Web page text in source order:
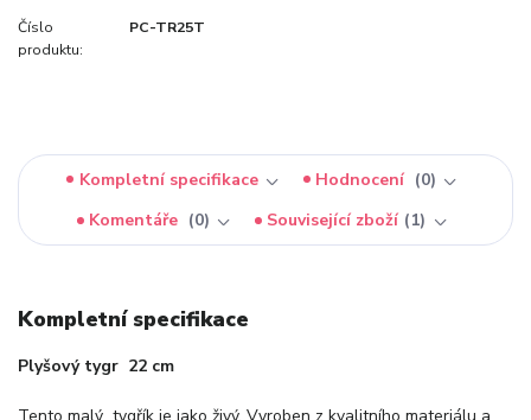
Číslo
produktu:
PC-TR25T
Kompletní specifikace Hodnocení
0
Komentáře
0 Související zboží 1
Kompletní specifikace
Plyšový tygr 22 cm